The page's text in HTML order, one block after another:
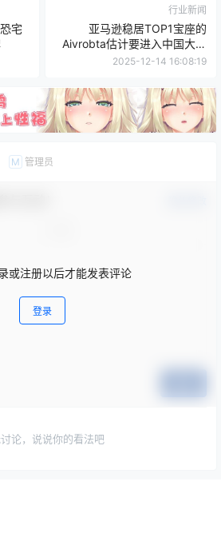
宅
行业新闻
亚马逊稳居TOP1宝座的
Aivrobta估计要进入中国大陆
市场了
2025-12-14 16:08:19
M 管理员
或注册以后才能发表评论
登录
论，说说你的看法吧